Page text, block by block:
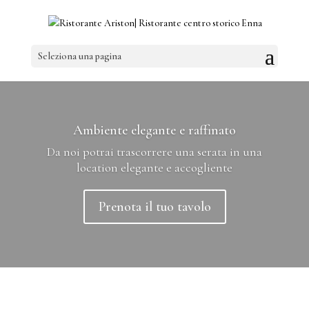
Seleziona una pagina
Ambiente elegante e raffinato
Da noi potrai trascorrere una serata in una
location elegante e accogliente
Prenota il tuo tavolo